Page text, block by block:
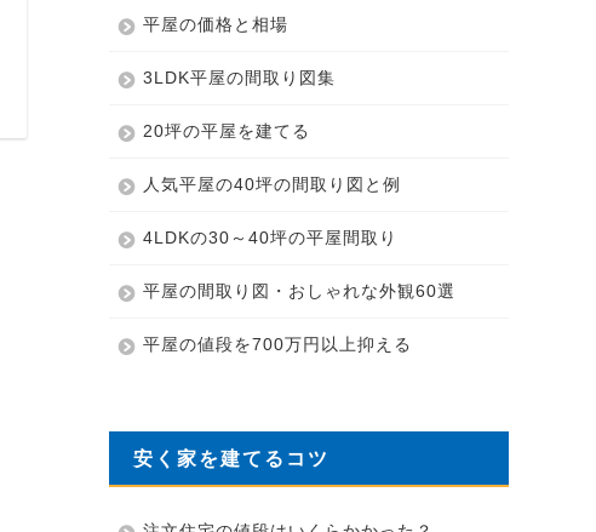
平屋の価格と相場
3LDK平屋の間取り図集
20坪の平屋を建てる
人気平屋の40坪の間取り図と例
4LDKの30～40坪の平屋間取り
平屋の間取り図・おしゃれな外観60選
平屋の値段を700万円以上抑える
安く家を建てるコツ